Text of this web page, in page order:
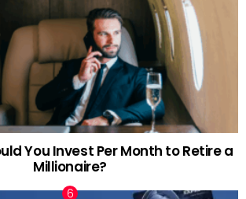
You Invest Per Month to Retire a
Millionaire?